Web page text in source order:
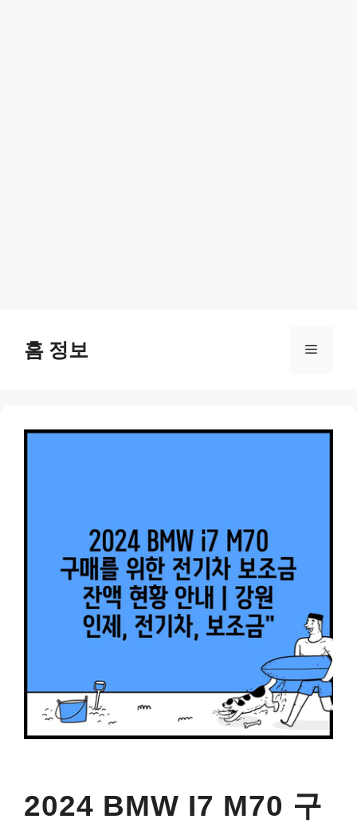
content홈 정보 Menu
2024 BMW I7 M70 구